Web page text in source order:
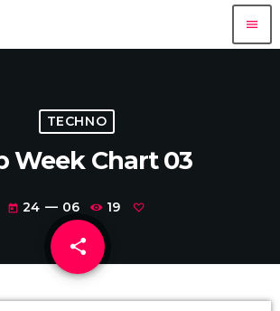
menu
TECHNO
Week Chart 03
today 24 — 06 19
share
email